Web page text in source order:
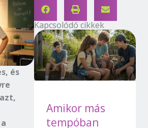
és
Kapcsolódó cikkek
Amikor más
tempóban